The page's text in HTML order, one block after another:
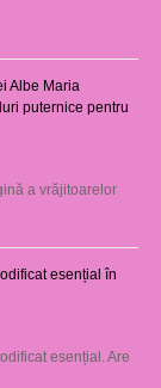
Albe Maria
puternice pentru
a vrăjitoarelor
esențial în
esențial. Are